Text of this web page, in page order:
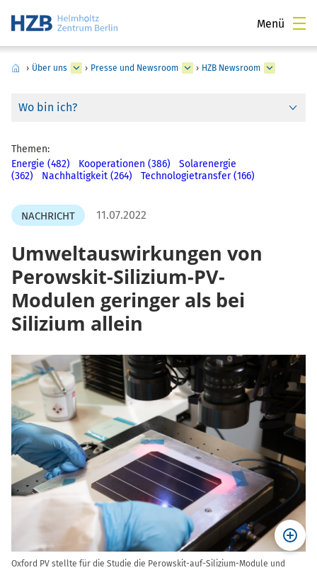
Menü
› Über uns › Presse und Newsroom › HZB Newsroom
Wo bin ich?
Themen:
Energie (482)
Kooperationen (386)
Solarenergie
(362)
Nachhaltigkeit (264) Technologietransfer (166)
NACHRICHT 11.07.2022
Umweltauswirkungen von
Perowskit-Silizium-PV-
Modulen geringer als bei
Silizium allein
Oxford PV stellte für die Studie die Perowskit-auf-Silizium-Module und